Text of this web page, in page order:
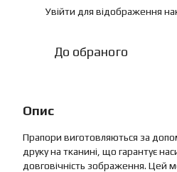
Увійти для відображення
До обраного
Опис
Прапори виготовляються за
друку на тканині, що гарантує
довговічність зображення. Цей